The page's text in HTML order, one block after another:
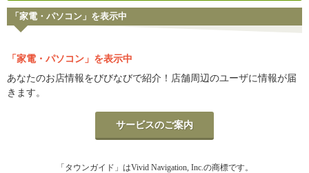
「家電・パソコン」を表示中
「家電・パソコン」を表示中
あなたのお店情報をびびなびで紹介！店舗周辺のユーザに情報が届
きます。
サービスのご案内
「タウンガイド」はVivid Navigation, Inc.の商標です。